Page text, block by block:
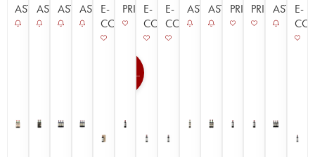
ASTAASTAASTAASTAE-
COMMERCE
PRIMEURS
E-
COMMERCE
E-
COMMERCE
ASTAASTAPRIMEURS
PRIMEURS
ASTAE-